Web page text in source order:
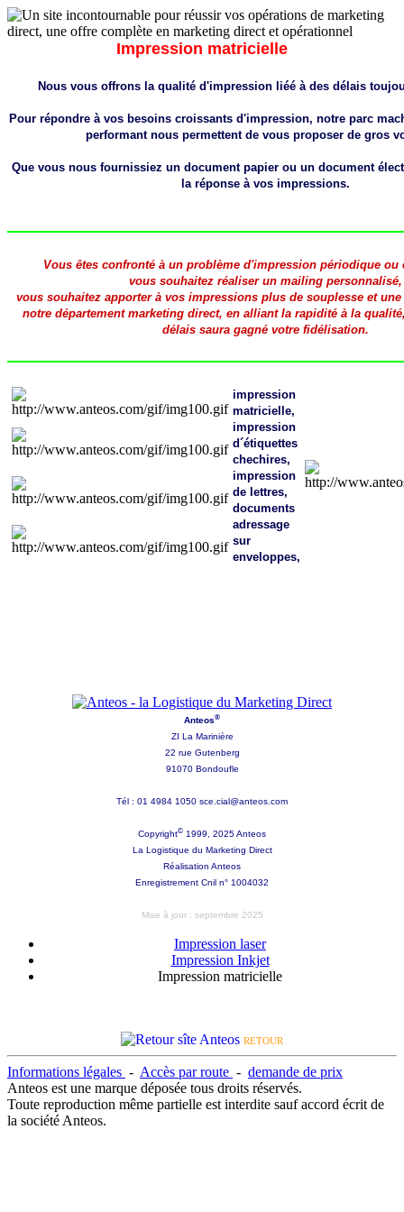
Impression matricielle
Nous vous offrons la qualité d'impression liéé à des délais
Pour répondre à vos besoins croissants d'impression, notre parc
performant nous permettent de vous proposer de gros
Que vous nous fournissiez un document papier ou un document
la réponse à vos impressions.
Vous êtes confronté à un problème d'impression périodique ou
vous souhaitez réaliser un mailing personnalisé,
vous souhaitez apporter à vos impressions plus de souplesse et
notre département marketing direct, en alliant la rapidité à la
délais saura gagné votre fidélisation.
impression
matricielle,
impression
d´étiquettes
chechires,
impression
de lettres,
documents
adressage
sur
enveloppes,
Anteos®
ZI La Marinière
22 rue Gutenberg
91070 Bondoufle
Tél : 01 4984 1050 sce.cial@anteos.com
Copyright© 1999, 2025 Anteos
La Logistique du Marketing Direct
Réalisation Anteos
Enregistrement Cnil n° 1004032
Mise à jour : septembre 2025
Impression laser
Impression Inkjet
Impression matricielle
RETOUR
Informations légales - Accès par route - demande de prix
Anteos est une marque déposée tous droits réservés.
Toute reproduction même partielle est interdite sauf accord écrit de
la société Anteos.